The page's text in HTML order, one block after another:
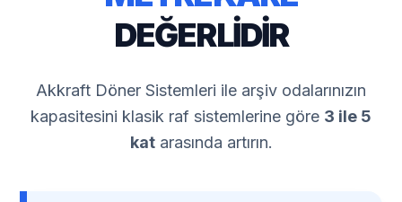
Bu ürüne benzer farklı alternatifler olmalı.